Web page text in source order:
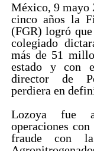
México, 9 mayo
cinco años la
(FGR) logró
colegiado
más de 51
estado y con
director de
perdiera en
Lozoya fue
operaciones
fraude con